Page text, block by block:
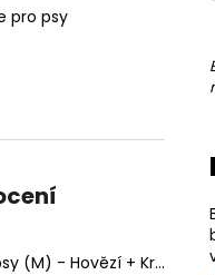
pro psy
Granule pro dospělé psy (M) - Hovězí + Krůtí 9kg